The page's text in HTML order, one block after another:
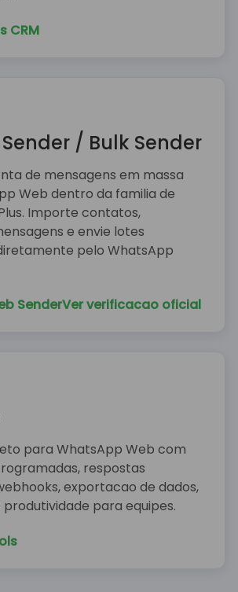
CRM
/ Bulk Sender
de mensagens em massa
Web dentro da familia de
Importe contatos,
e envie lotes
pelo WhatsApp
SenderVer verificacao oficial
para WhatsApp Web com
respostas
exportacao de dados,
para equipes.